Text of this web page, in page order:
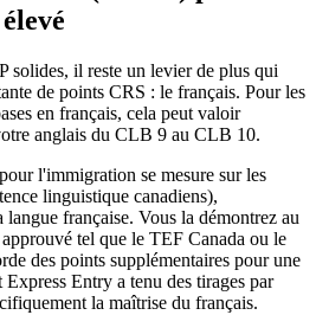
solides, il reste un levier de plus qui
de points CRS : le français. Pour les
en français, cela peut valoir
anglais du CLB 9 au CLB 10.
l'immigration se mesure sur les
linguistique canadiens),
française. Vous la démontrez au
tel que le TEF Canada ou le
des points supplémentaires pour une
Entry a tenu des tirages par
la maîtrise du français.